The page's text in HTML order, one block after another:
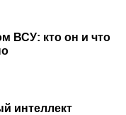
ВСУ: кто он и что
интеллект